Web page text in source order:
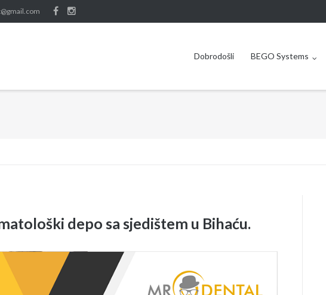
Dobrodošli BEGO Systems
depo sa sjedištem u Bihaću.